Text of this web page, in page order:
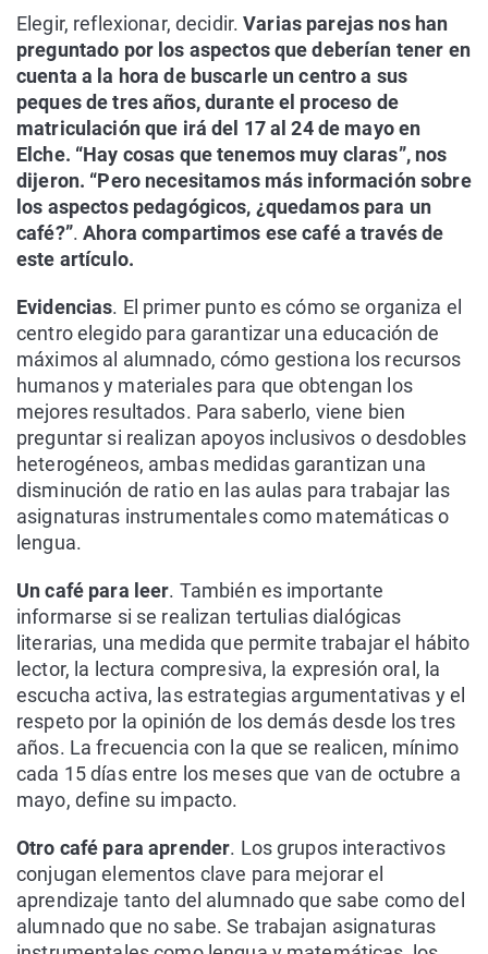
Elegir, reflexionar, decidir. Varias parejas nos han
preguntado por los aspectos que deberían tener en
cuenta a la hora de buscarle un centro a sus
peques de tres años, durante el proceso de
matriculación que irá del 17 al 24 de mayo en
Elche. “Hay cosas que tenemos muy claras”, nos
dijeron. “Pero necesitamos más información sobre
los aspectos pedagógicos, ¿quedamos para un
café?”. Ahora compartimos ese café a través de
este artículo.
Evidencias. El primer punto es cómo se organiza el
centro elegido para garantizar una educación de
máximos al alumnado, cómo gestiona los recursos
humanos y materiales para que obtengan los
mejores resultados. Para saberlo, viene bien
preguntar si realizan apoyos inclusivos o desdobles
heterogéneos, ambas medidas garantizan una
disminución de ratio en las aulas para trabajar las
asignaturas instrumentales como matemáticas o
lengua.
Un café para leer. También es importante
informarse si se realizan tertulias dialógicas
literarias, una medida que permite trabajar el hábito
lector, la lectura compresiva, la expresión oral, la
escucha activa, las estrategias argumentativas y el
respeto por la opinión de los demás desde los tres
años. La frecuencia con la que se realicen, mínimo
cada 15 días entre los meses que van de octubre a
mayo, define su impacto.
Otro café para aprender. Los grupos interactivos
conjugan elementos clave para mejorar el
aprendizaje tanto del alumnado que sabe como del
alumnado que no sabe. Se trabajan asignaturas